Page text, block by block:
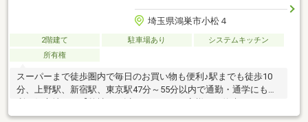
埼玉県鴻巣市小松４
2階建て 駐車場あり
システムキッチン
所有権
スーパーまで徒歩圏内で毎日のお買い物も便利♪駅までも徒歩10
分、上野駅、新宿駅、東京駅47分～55分以内で通勤・通学にも便
す】1.物件の善し悪しは全て正直にお話しします。2.無理な売り込